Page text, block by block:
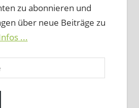
zu abonnieren und
über neue Beiträge zu
...